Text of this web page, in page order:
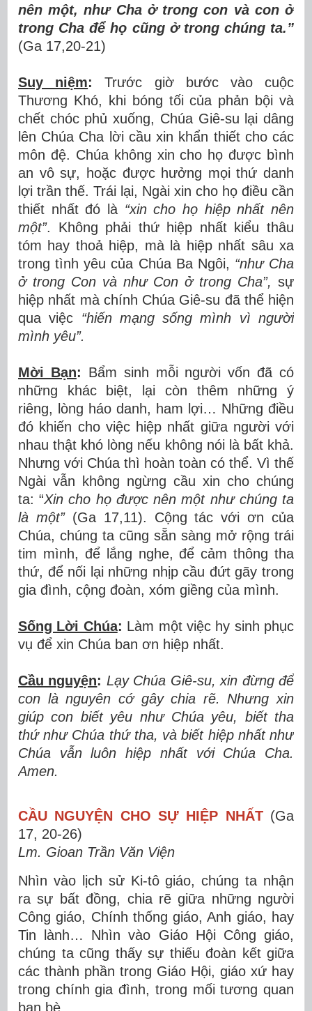
nên một, như Cha ở trong con và con ở
trong Cha để họ cũng ở trong chúng ta.”
(Ga 17,20-21)
Suy niệm: Trước giờ bước vào cuộc
Thương Khó, khi bóng tối của phản bội và
chết chóc phủ xuống, Chúa Giê-su lại dâng
lên Chúa Cha lời cầu xin khẩn thiết cho các
môn đệ. Chúa không xin cho họ được bình
an vô sự, hoặc được hưởng mọi thứ danh
lợi trần thế. Trái lại, Ngài xin cho họ điều cần
thiết nhất đó là “xin cho họ hiệp nhất nên
một”. Không phải thứ hiệp nhất kiểu thâu
tóm hay thoả hiệp, mà là hiệp nhất sâu xa
trong tình yêu của Chúa Ba Ngôi, “như Cha
ở trong Con và như Con ở trong Cha”, sự
hiệp nhất mà chính Chúa Giê-su đã thể hiện
qua việc “hiến mạng sống mình vì người
mình yêu”.
Mời Bạn: Bẩm sinh mỗi người vốn đã có
những khác biệt, lại còn thêm những ý
riêng, lòng háo danh, ham lợi… Những điều
đó khiến cho việc hiệp nhất giữa người với
nhau thật khó lòng nếu không nói là bất khả.
Nhưng với Chúa thì hoàn toàn có thể. Vì thế
Ngài vẫn không ngừng cầu xin cho chúng
ta: “Xin cho họ được nên một như chúng ta
là một” (Ga 17,11). Cộng tác với ơn của
Chúa, chúng ta cũng sẵn sàng mở rộng trái
tim mình, để lắng nghe, để cảm thông tha
thứ, để nối lại những nhịp cầu đứt gãy trong
gia đình, cộng đoàn, xóm giềng của mình.
Sống Lời Chúa: Làm một việc hy sinh phục
vụ để xin Chúa ban ơn hiệp nhất.
Cầu nguyện: Lạy Chúa Giê-su, xin đừng để
con là nguyên cớ gây chia rẽ. Nhưng xin
giúp con biết yêu như Chúa yêu, biết tha
thứ như Chúa thứ tha, và biết hiệp nhất như
Chúa vẫn luôn hiệp nhất với Chúa Cha.
Amen.
CẦU NGUYỆN CHO SỰ HIỆP NHẤT (Ga
17, 20-26)
Lm. Gioan Trần Văn Viện
Nhìn vào lịch sử Ki-tô giáo, chúng ta nhận
ra sự bất đồng, chia rẽ giữa những người
Công giáo, Chính thống giáo, Anh giáo, hay
Tin lành… Nhìn vào Giáo Hội Công giáo,
chúng ta cũng thấy sự thiếu đoàn kết giữa
các thành phần trong Giáo Hội, giáo xứ hay
trong chính gia đình, trong mối tương quan
bạn bè…